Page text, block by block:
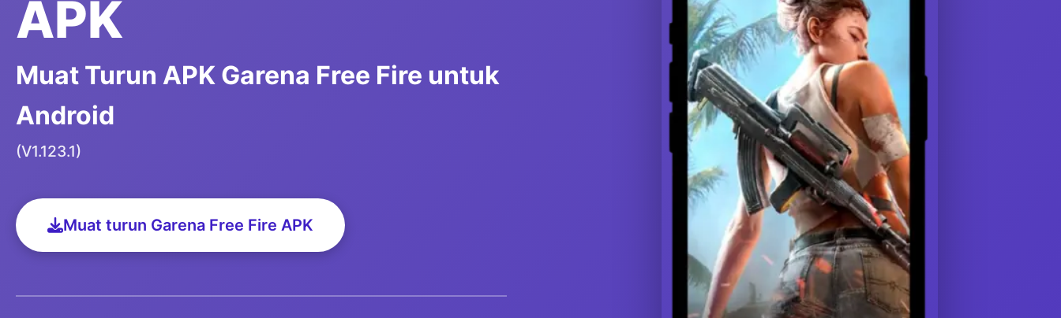
APK
Muat Turun APK Garena Free Fire untuk
Android
(V1.123.1)
Muat turun Garena Free Fire APK